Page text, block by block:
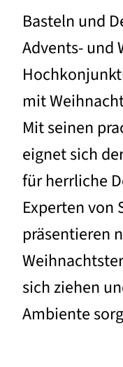
Basteln und
Advents- und
mit
Mit seinen
eignet sich
für herrliche
Experten von
präsentieren
sich ziehen
Ambiente